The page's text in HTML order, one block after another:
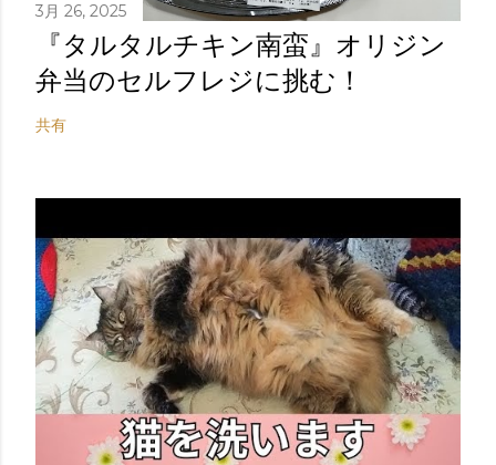
3月 26, 2025
『タルタルチキン南蛮』オリジン
弁当のセルフレジに挑む！
共有